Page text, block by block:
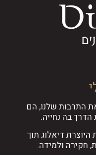
התרבות שלנו, הם
בה נחייה.
דיאלוג תוך
חקירה ולמידה.